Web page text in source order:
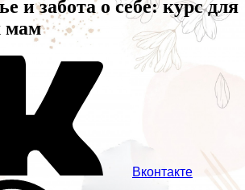
и забота о себе: курс для
мам
Вконтакте